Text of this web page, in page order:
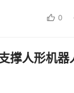
0
撑人形机器